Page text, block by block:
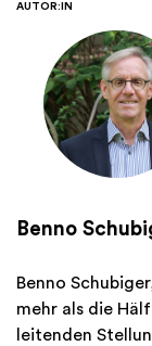
AUTOR:IN
Benno
Benno
mehr als die
leitenden